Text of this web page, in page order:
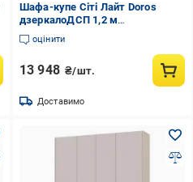
Шафа-купе Сіті Лайт Doros
дзеркалоДСП 1,2 м
1200x450x2250 мм дуб сонома
двері ДСП/дзеркало
оцінити
13 948 ₴/шт.
Доставимо